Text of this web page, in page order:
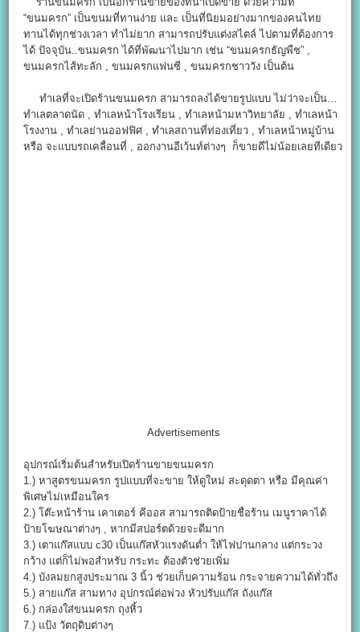
“ขนมครก” เป็นขนมที่ทานง่าย และ เป็นที่นิยมอย่างมากของคนไทย
ทานได้ทุกช่วงเวลา ทำไม่ยาก สามารถปรับแต่งสไตล์ ไปตามที่ต้องการ
ได้ ปัจจุบัน..ขนมครก ได้ที่พัฒนาไปมาก เช่น “ขนมครกธัญพืช” ,
ขนมครกไส้ทะลัก , ขนมครกแฟนซี , ขนมครกชาววัง เป็นต้น
ทำเลที่จะเปิดร้านขนมครก สามารถลงได้ขายรูปแบบ ไม่ว่าจะเป็น…
ทำเลตลาดนัด , ทำเลหน้าโรงเรียน , ทำเลหน้ามหาวิทยาลัย , ทำเลหน้า
โรงงาน , ทำเลย่านออฟฟิศ , ทำเลสถานที่ท่องเที่ยว , ทำเลหน้าหมู่บ้าน
หรือ จะแบบรถเคลื่อนที่ , ออกงานอีเว้นท์ต่างๆ ก็ขายดีไม่น้อยเลยทีเดียว
Advertisements
อุปกรณ์เริ่มต้นสำหรับเปิดร้านขายขนมครก
1.) หาสูตรขนมครก รูปแบบที่จะขาย ให้ดูใหม่ สะดุดตา หรือ มีคุณค่า
พิเศษไม่เหมือนใคร
2.) โต๊ะหน้าร้าน เคาเตอร์ คีออส สามารถติดป้ายชื่อร้าน เมนูราคาได้
ป้ายโฆษณาต่างๆ , หากมีสปอร์ตด้วยจะดีมาก
3.) เตาแก๊สแบบ c30 เป็นแก๊สหัวแรงดันต่ำ ให้ไฟปานกลาง แต่กระวง
กว้าง แต่ก็ไม่พอสำหรับ กระทะ ต้องตัวช่วยเพิ่ม
4.) บังลมยกสูงประมาณ 3 นิ้ว ช่วยเก็บความร้อน กระจายความได้ทั่วถึง
5.) สายแก๊ส สามทาง อุปกรณ์ต่อพ่วง หัวปรับแก๊ส ถังแก๊ส
6.) กล่องใส่ขนมครก ถุงหิ้ว
7.) แป้ง วัตถุดิบต่างๆ